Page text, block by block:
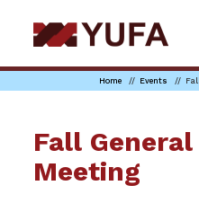
to
main
Home Events
Fall
Meeting